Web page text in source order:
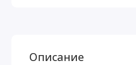
Описание